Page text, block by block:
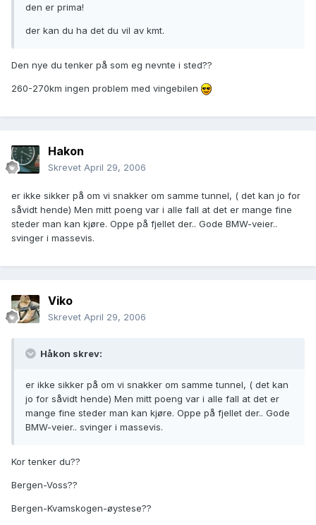
den er prima!
der kan du ha det du vil av kmt.
Den nye du tenker på som eg nevnte i sted??
260-270km ingen problem med vingebilen
Hakon
Skrevet April 29, 2006
er ikke sikker på om vi snakker om samme tunnel, ( det kan jo for
såvidt hende) Men mitt poeng var i alle fall at det er mange fine
steder man kan kjøre. Oppe på fjellet der.. Gode BMW-veier..
svinger i massevis.
Viko
Skrevet April 29, 2006
Håkon skrev:
er ikke sikker på om vi snakker om samme tunnel, ( det kan
jo for såvidt hende) Men mitt poeng var i alle fall at det er
mange fine steder man kan kjøre. Oppe på fjellet der.. Gode
BMW-veier.. svinger i massevis.
Kor tenker du??
Bergen-Voss??
Bergen-Kvamskogen-øystese??